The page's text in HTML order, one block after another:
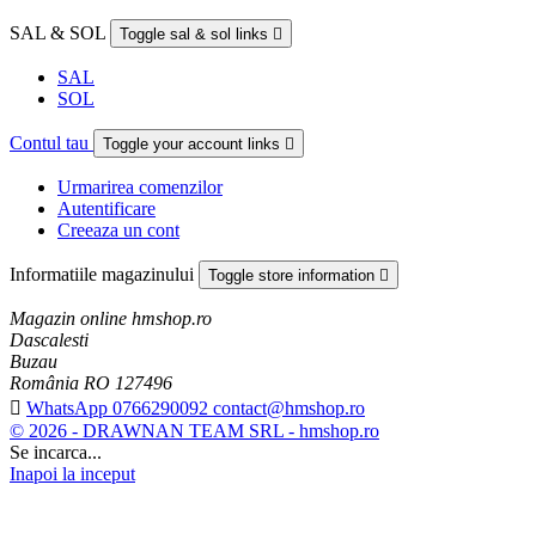
SAL & SOL Toggle sal & sol links 
SAL
SOL
Contul tau Toggle your account links 
Urmarirea comenzilor
Autentificare
Creeaza un cont
Informatiile magazinului Toggle store information 
Magazin online hmshop.ro
Dascalesti
Buzau
România RO 127496
 WhatsApp 0766290092 contact@hmshop.ro
© 2026 - DRAWNAN TEAM SRL - hmshop.ro
Se incarca...
Inapoi la inceput